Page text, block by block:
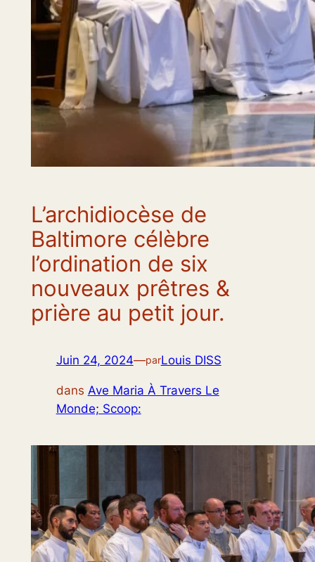
L’archidiocèse de
Baltimore célèbre
l’ordination de six
nouveaux prêtres &
prière au petit jour.
Juin 24, 2024—parLouis DISS
dans Ave Maria À Travers Le
Monde; Scoop: